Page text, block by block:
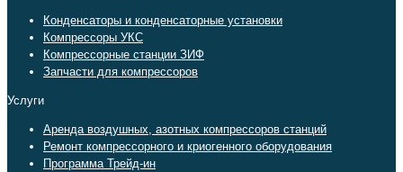
Конденсаторы и конденсаторные установки
Компрессоры УКС
Компрессорные станции ЗИФ
Запчасти для компрессоров
Услуги
Аренда воздушных, азотных компрессоров станций
Ремонт компрессорного и криогенного оборудования
Программа Трейд-ин